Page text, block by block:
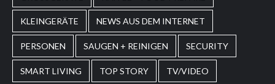
KLEINGERÄTE NEWS AUS DEM INTERNET
PERSONEN SAUGEN + REINIGEN SECURITY
SMART LIVING TOP STORY TV/VIDEO